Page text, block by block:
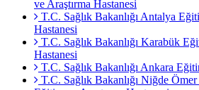
ve Araştırma Hastanesi
T.C. Sağlık Bakanlığı Antalya
Hastanesi
T.C. Sağlık Bakanlığı Karabük
Hastanesi
T.C. Sağlık Bakanlığı Ankara
T.C. Sağlık Bakanlığı Niğde